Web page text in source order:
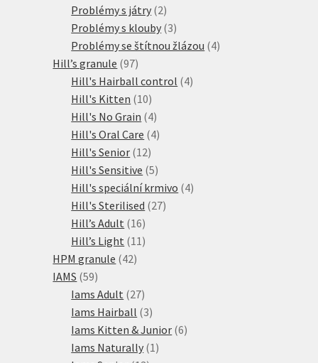
produkty
Problémy s játry 22
produkty
Problémy s klouby 33
produkty
Problémy se štítnou žlázou 44
Hill’s granule 9797
produktů
Hill's Hairball control 44
Hill's Kitten 1010
produktů
Hill's No Grain 44
produkty
Hill's Oral Care 44
Hill's Senior 1212
produktů
Hill's Sensitive 55
produktů
Hill's speciální krmivo 44
Hill's Sterilised 2727
Hill’s Adult 1616
produktů
Hill’s Light 11 11
HPM granule 4242
IAMS 5959
produktů
Iams Adult 2727
produktů
Iams Hairball 33
produkty
Iams Kitten & Junior 66
Iams Naturally 1 1